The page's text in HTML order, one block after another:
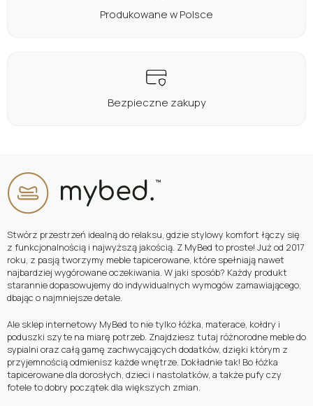
Produkowane w Polsce
Bezpieczne zakupy
Stwórz przestrzeń idealną do relaksu, gdzie stylowy komfort łączy się
z funkcjonalnością i najwyższą jakością. Z MyBed to proste! Już od 2017
roku, z pasją tworzymy meble tapicerowane, które spełniają nawet
najbardziej wygórowane oczekiwania. W jaki sposób? Każdy produkt
starannie dopasowujemy do indywidualnych wymogów zamawiającego,
dbając o najmniejsze detale.
Ale sklep internetowy MyBed to nie tylko łóżka, materace, kołdry i
poduszki szyte na miarę potrzeb. Znajdziesz tutaj różnorodne meble do
sypialni oraz całą gamę zachwycających dodatków, dzięki którym z
przyjemnością odmienisz każde wnętrze. Dokładnie tak! Bo łóżka
tapicerowane dla dorosłych, dzieci i nastolatków, a także pufy czy
fotele to dobry początek dla większych zmian.